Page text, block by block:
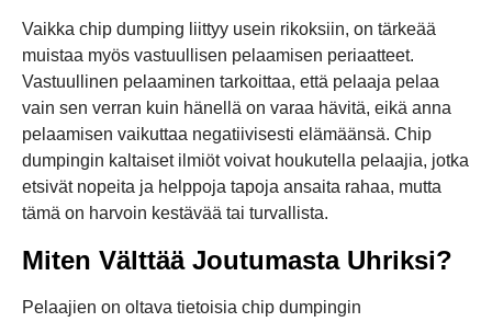
Vaikka chip dumping liittyy usein rikoksiin, on tärkeää
muistaa myös vastuullisen pelaamisen periaatteet.
Vastuullinen pelaaminen tarkoittaa, että pelaaja pelaa
vain sen verran kuin hänellä on varaa hävitä, eikä anna
pelaamisen vaikuttaa negatiivisesti elämäänsä. Chip
dumpingin kaltaiset ilmiöt voivat houkutella pelaajia, jotka
etsivät nopeita ja helppoja tapoja ansaita rahaa, mutta
tämä on harvoin kestävää tai turvallista.
Miten Välttää Joutumasta Uhriksi?
Pelaajien on oltava tietoisia chip dumpingin